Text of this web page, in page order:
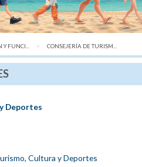
FUNCI... AQUÍ:
CONSEJERÍA DE TURISM...
Deportes
Cultura y Deportes